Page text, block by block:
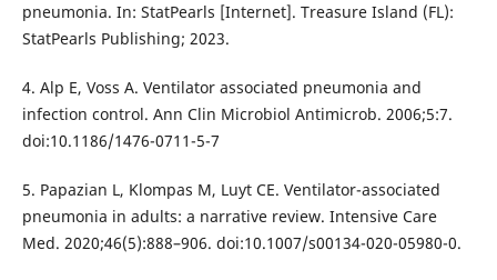
pneumonia. In: StatPearls [Internet]. Treasure Island (FL):
StatPearls Publishing; 2023.
4. Alp E, Voss A. Ventilator associated pneumonia and
infection control. Ann Clin Microbiol Antimicrob. 2006;5:7.
doi:10.1186/1476-0711-5-7
5. Papazian L, Klompas M, Luyt CE. Ventilator-associated
pneumonia in adults: a narrative review. Intensive Care
Med. 2020;46(5):888–906. doi:10.1007/s00134-020-05980-0.